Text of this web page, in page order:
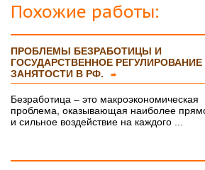
Похожие работы:
ПРОБЛЕМЫ БЕЗРАБОТИЦЫ И
ГОСУДАРСТВЕННОЕ РЕГУЛИРОВАНИЕ
ЗАНЯТОСТИ В РФ.
➨
Безработица – это макроэкономическая
проблема, оказывающая наиболее
и сильное воздействие на каждого ...